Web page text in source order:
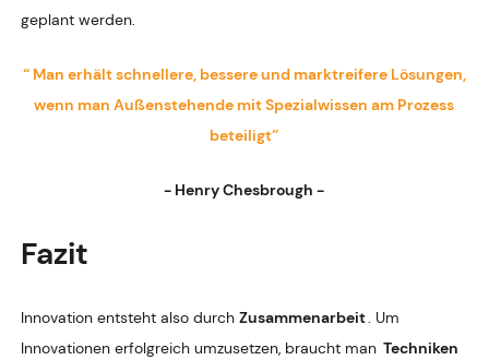
geplant werden.
“ Man erhält schnellere, bessere und marktreifere Lösungen,
wenn man Außenstehende mit Spezialwissen am Prozess
beteiligt”
- Henry Chesbrough -
Fazit
Innovation entsteht also durch Zusammenarbeit. Um
Innovationen erfolgreich umzusetzen, braucht man Techniken